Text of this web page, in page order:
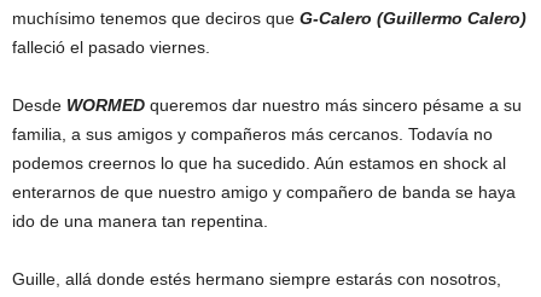
muchísimo tenemos que deciros que G-Calero (Guillermo Calero)
falleció el pasado viernes.
Desde WORMED queremos dar nuestro más sincero pésame a su
familia, a sus amigos y compañeros más cercanos. Todavía no
podemos creernos lo que ha sucedido. Aún estamos en shock al
enterarnos de que nuestro amigo y compañero de banda se haya
ido de una manera tan repentina.
Guille, allá donde estés hermano siempre estarás con nosotros,